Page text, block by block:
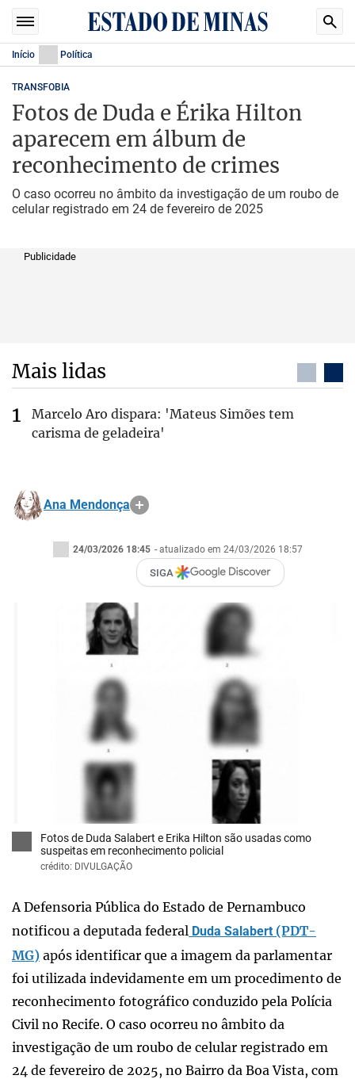
Início Política
TRANSFOBIA
Fotos de Duda e Érika Hilton
aparecem em álbum de
reconhecimento de crimes
O caso ocorreu no âmbito da investigação de um roubo de
celular registrado em 24 de fevereiro de 2025
Publicidade
Mais lidas
Marcelo Aro dispara: 'Mateus Simões tem
carisma de geladeira'
Ana Mendonça
24/03/2026 18:45 - atualizado em 24/03/2026 18:57
SIGA
Fotos de Duda Salabert e Erika Hilton são usadas como
suspeitas em reconhecimento policial
crédito: DIVULGAÇÃO
A Defensoria Pública do Estado de Pernambuco
notificou a deputada federal Duda Salabert (PDT-
MG) após identificar que a imagem da parlamentar
foi utilizada indevidamente em um procedimento de
reconhecimento fotográfico conduzido pela Polícia
Civil no Recife. O caso ocorreu no âmbito da
investigação de um roubo de celular registrado em
24 de fevereiro de 2025, no Bairro da Boa Vista, com